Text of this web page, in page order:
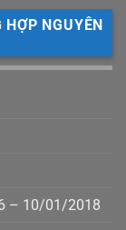
NGUYÊN
– 10/01/2018